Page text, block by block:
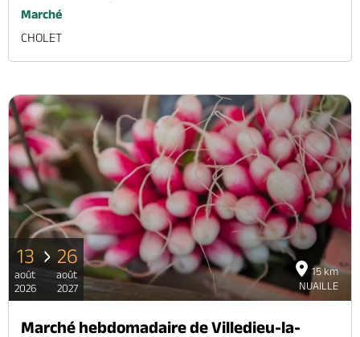
Marché
CHOLET
15 km
NUAILLE
13
août
2026
26
août
2027
Marché hebdomadaire de Villedieu-la-